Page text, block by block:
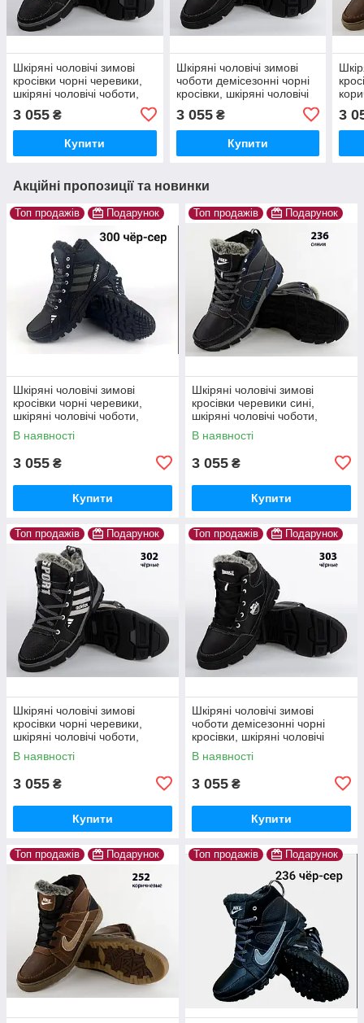
Шкіряні чоловічі зимові
кросівки чорні черевики,
шкіряні чоловічі чоботи,
3 055 ₴
Купити
Шкіряні чоловічі зимові
чоботи демісезонні чорні
кросівки, шкіряні чоловічі
черевики
3 055₴
Купити
3
Акційні пропозиції та новинки
Топ продажів Подарунок
Шкіряні чоловічі зимові
кросівки чорні черевики,
шкіряні чоловічі чоботи,
спортивні черевики
В наявності
3 055 ₴
Купити
Топ продажів Подарунок
Шкіряні чоловічі зимові
кросівки черевики сині,
шкіряні чоловічі чоботи,
спортивні черевики
В наявності
3 055 ₴
Купити
Топ продажів Подарунок
Шкіряні чоловічі зимові
кросівки чорні черевики,
шкіряні чоловічі чоботи,
спортивні черевики
В наявності
3 055 ₴
Купити
Топ продажів Подарунок
Шкіряні чоловічі зимові
чоботи демісезонні чорні
кросівки, шкіряні чоловічі
чоботи, спортивні черевики
В наявності
3 055 ₴
Купити
Топ продажів Подарунок Топ продажів Подарунок